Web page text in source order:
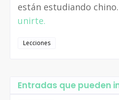
están estudiando chino.
unirte.
Lecciones
Entradas que pueden